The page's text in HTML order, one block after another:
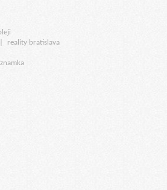
reality bratislava